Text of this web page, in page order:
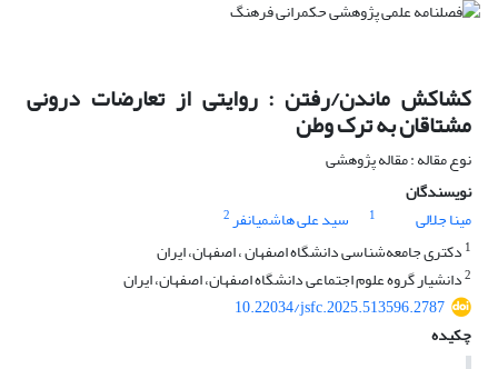
کشاکش ماندن/رفتن : روایتی از تعارضات درونی
مشتاقان به ترک وطن
نوع مقاله : مقاله پژوهشی
نویسندگان
مینا جلالی
1 سید علی هاشمیانفر2
1 دکتری جامعه‌شناسی دانشگاه اصفهان ، اصفهان، ایران
2دانشیار گروه علوم اجتماعی دانشگاه اصفهان، اصفهان، ایران
10.22034/jsfc.2025.513596.2787
چکیده